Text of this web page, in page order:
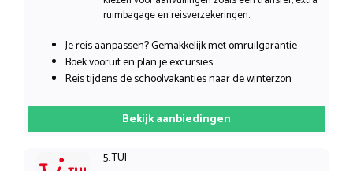
ruimbagage en reisverzekeringen.
Je reis aanpassen? Gemakkelijk met omruilgarantie
Boek vooruit en plan je excursies
Reis tijdens de schoolvakanties naar de winterzon
Bekijk aanbiedingen
5. TUI